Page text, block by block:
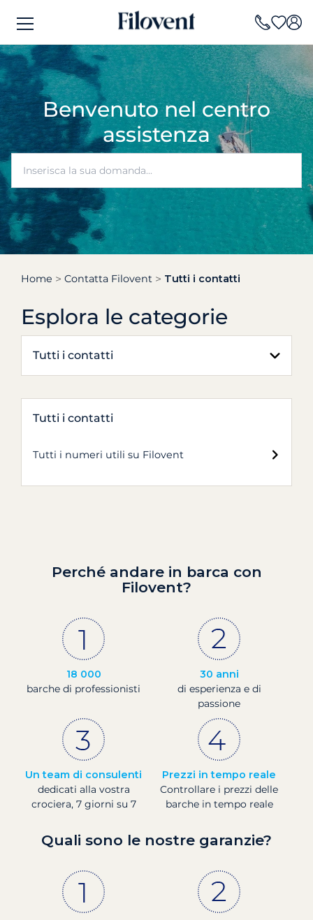
Benvenuto nel centro
assistenza
Home Contatta Filovent Tutti i contatti
Esplora le categorie
Tutti i contatti
Tutti i contatti
Tutti i numeri utili su Filovent
Perché andare in barca con
Filovent?
18 000
barche di professionisti
30 anni
di esperienza e di
passione
Un team di consulenti
dedicati alla vostra
crociera, 7 giorni su 7
Prezzi in tempo reale
Controllare i prezzi delle
barche in tempo reale
Quali sono le nostre garanzie?